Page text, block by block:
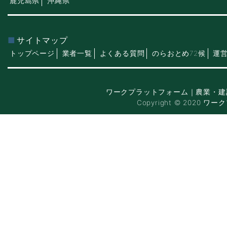
サイトマップ
トップページ 業者一覧 よくある質問 のらおとめ72候 運
ワークプラットフォーム｜農業・
Copyright © 2020 ワーク